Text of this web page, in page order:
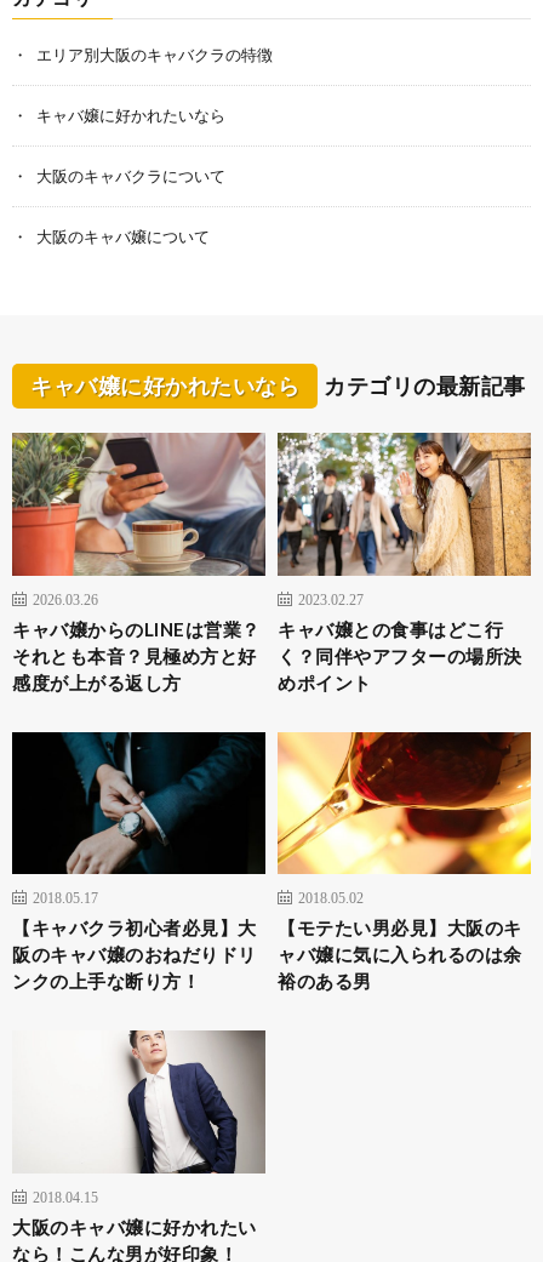
エリア別大阪のキャバクラの特徴
キャバ嬢に好かれたいなら
大阪のキャバクラについて
大阪のキャバ嬢について
キャバ嬢に好かれたいなら カテゴリの最新記事
2026.03.26
キャバ嬢からのLINEは営業？
それとも本音？見極め方と好
感度が上がる返し方
2023.02.27
キャバ嬢との食事はどこ行
く？同伴やアフターの場所決
めポイント
2018.05.17
【キャバクラ初心者必見】大
阪のキャバ嬢のおねだりドリ
ンクの上手な断り方！
2018.05.02
【モテたい男必見】大阪のキ
ャバ嬢に気に入られるのは余
裕のある男
2018.04.15
大阪のキャバ嬢に好かれたい
なら！こんな男が好印象！